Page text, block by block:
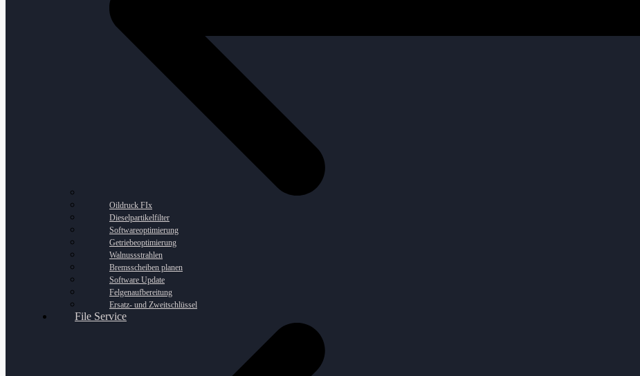
Oildruck FIx
Dieselpartikelfilter
Softwareoptimierung
Getriebeoptimierung
Walnussstrahlen
Bremsscheiben planen
Software Update
Felgenaufbereitung
Ersatz- und Zweitschlüssel
File Service